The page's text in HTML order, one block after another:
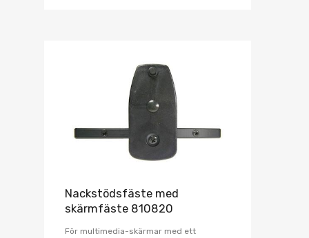
Nackstödsfäste med
skärmfäste 810820
För multimedia-skärmar med ett